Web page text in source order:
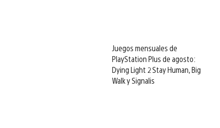
Juegos mensuales de
PlayStation Plus de agosto:
Dying Light 2 Stay Human, Big
Walk y Signalis